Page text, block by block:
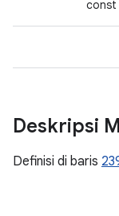
const
Deskripsi
Definisi di baris